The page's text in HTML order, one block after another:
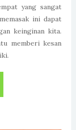
yang sangat
ini dapat
keinginan kita.
memberi kesan